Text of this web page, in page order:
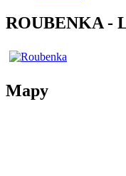
ROUBENKA -
Mapy